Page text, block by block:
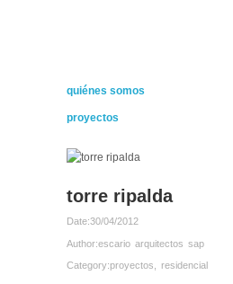
quiénes somos
proyectos
torre ripalda
Date:30/04/2012
Author:escario arquitectos sap
Category:proyectos residencial